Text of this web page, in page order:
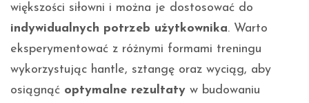
większości siłowni i można je dostosować do
indywidualnych potrzeb użytkownika. Warto
eksperymentować z różnymi formami treningu
wykorzystując hantle, sztangę oraz wyciąg, aby
osiągnąć optymalne rezultaty w budowaniu